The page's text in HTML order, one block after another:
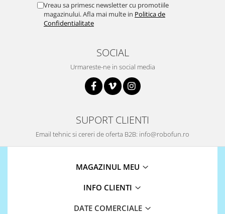
Vreau sa primesc newsletter cu promotiile
magazinului. Afla mai multe in Politica de
Confidentialitate
SOCIAL
Urmareste-ne in social media
SUPORT CLIENTI
Email tehnic si cereri de oferta B2B: info@robofun.ro
MAGAZINUL MEU
INFO CLIENTI
DATE COMERCIALE